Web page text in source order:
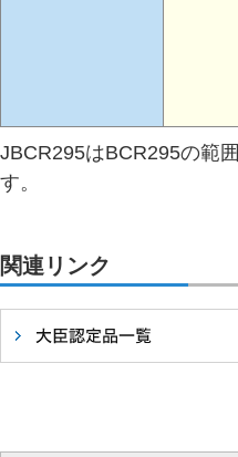
JBCR295はBCR295の範
す。
関連リンク